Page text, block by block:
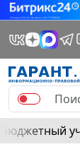
Бюджетный